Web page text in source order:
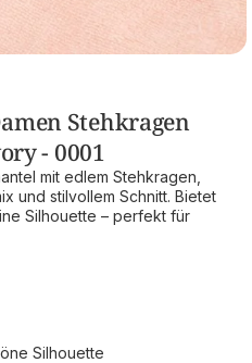
Stehkragen
- 0001
mit edlem Stehkragen,
und stilvollem Schnitt. Bietet
Silhouette – perfekt für
Silhouette